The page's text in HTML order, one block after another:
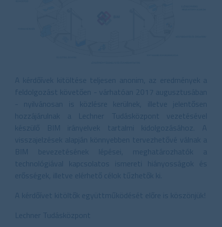
A kérdőívek kitöltése teljesen anonim, az eredmények a
feldolgozást követően - várhatóan 2017 augusztusában
- nyilvánosan is közlésre kerülnek, illetve jelentősen
hozzájárulnak a Lechner Tudásközpont vezetésével
készülő BIM irányelvek tartalmi kidolgozásához. A
visszajelzések alapján könnyebben tervezhetővé válnak a
BIM bevezetésének lépései, meghatározhatók a
technológiával kapcsolatos ismereti hiányosságok és
erősségek, illetve elérhető célok tűzhetők ki.
A kérdőívet kitöltők együttműködését előre is köszönjük!
Lechner Tudásközpont